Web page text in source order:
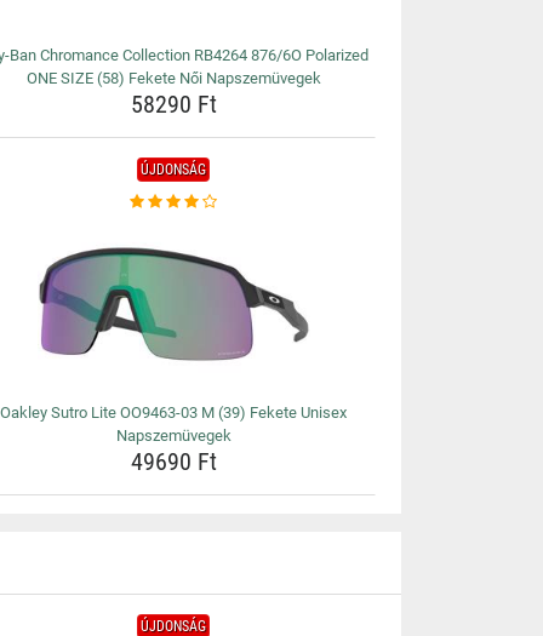
Ban Chromance Collection RB4264 876/6O Polarized
ONE SIZE (58) Fekete Női Napszemüvegek
58290 Ft
ÚJDONSÁG
Oakley Sutro Lite OO9463-03 M (39) Fekete Unisex
Napszemüvegek
49690 Ft
ÚJDONSÁG